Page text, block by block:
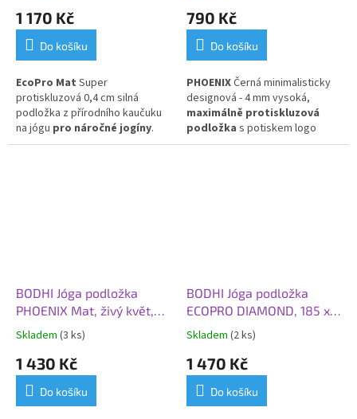
1 170 Kč
Do košíku
EcoPro Mat Super
protiskluzová 0,4 cm silná
podložka z přírodního kaučuku
na jógu pro náročné jogíny.
Skvělá volba pro Vás, kteří
790 Kč
Do košíku
PHOENIXČerná minimalisticky
designová - 4 mm vysoká,
maximálně protiskluzová
podložka s potiskem logo
"bodhi". PU a přírodní kaučuk
BODHI Jóga podložka
PHOENIX Mat, živý květ,
185 x 66 x 0,4 cm, vínová
Skladem (3 ks)
1 430 Kč
Do košíku
BODHI Jóga podložka
ECOPRO DIAMOND, 185 x
60 x 0,6 cm, zelená
Skladem (2 ks)
1 470 Kč
Do košíku